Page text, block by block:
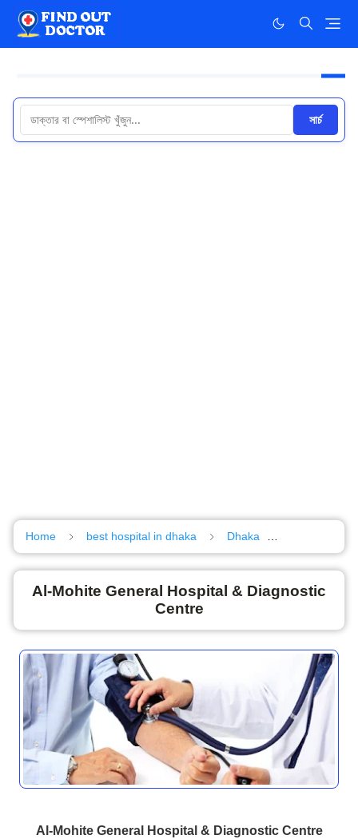
সার্চ
Home best hospital in dhaka Dhaka
Al-Mohite General Hospital & Diagnostic
Centre
Al-Mohite General Hospital & Diagnostic Centre